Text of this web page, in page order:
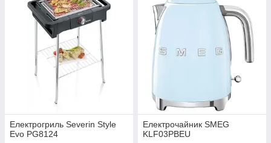
Електрогриль Severin Style
Evo PG8124
Електрочайник SMEG
KLF03PBEU